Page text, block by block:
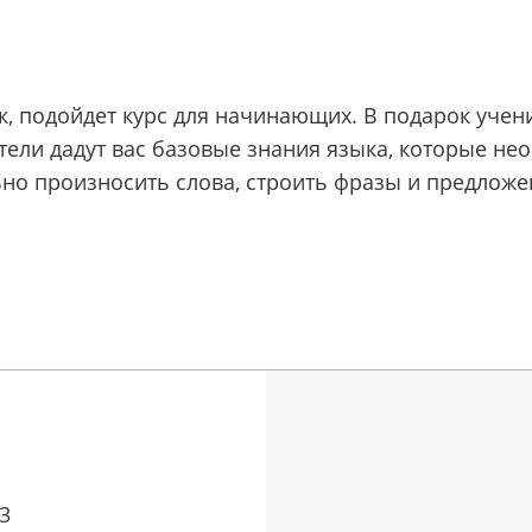
курс для начинающих. В подарок
дадут вас базовые знания языка, которые
произносить слова, строить фразы и